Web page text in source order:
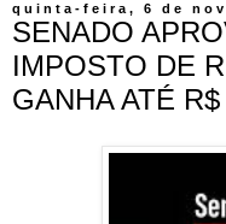
quinta-feira, 6 de
SENADO
IMPOSTO DE
GANHA ATÉ